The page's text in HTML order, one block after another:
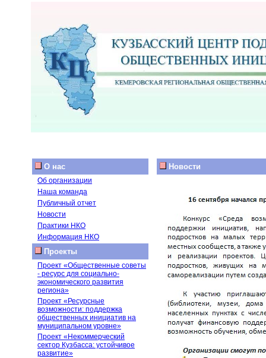
О нас
Об организации
Наша команда
Публичный отчет
Новости
Практики НКО
Информация НКО
Проекты
Проект «Общественные советы
- ресурс для социально-
экономического развития
региона»
Проект «Ресурсные
возможности: поддержка
общественных инициатив на
муниципальном уровне»
Проект «Некоммерческий
сектор Кузбасса: устойчивое
развитие»
Новости